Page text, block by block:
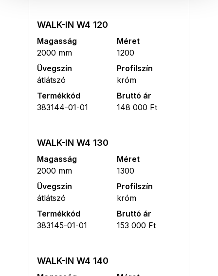
WALK-IN W4 120
Magasság
2000 mm
Méret
1200
Üvegszín
átlátszó
Profilszín
króm
Termékkód
383144-01-01
Bruttó ár
148 000 Ft
WALK-IN W4 130
Magasság
2000 mm
Méret
1300
Üvegszín
átlátszó
Profilszín
króm
Termékkód
383145-01-01
Bruttó ár
153 000 Ft
WALK-IN W4 140